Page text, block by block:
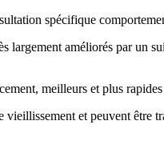
spécifique
largement améliorés par un
meilleurs et plus
et peuvent être